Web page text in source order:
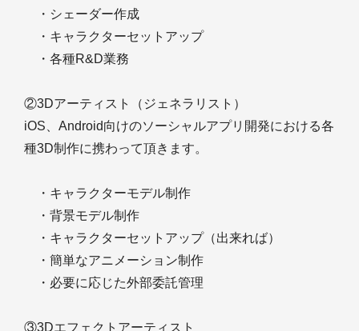
・シェーダー作成
・キャラクターセットアップ
・各種R&D業務
②3Dアーティスト（ジェネラリスト）
iOS、Android向けのソーシャルアプリ開発における各
種3D制作に携わって頂きます。
・キャラクターモデル制作
・背景モデル制作
・キャラクターセットアップ（出来れば）
・簡単なアニメーション制作
・必要に応じた外部委託管理
③3Dエフェクトアーティスト